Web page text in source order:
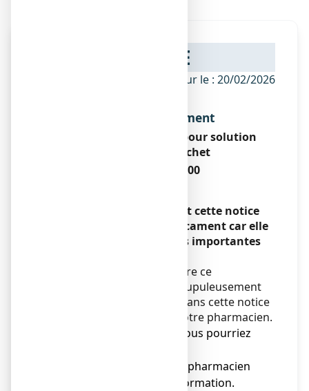
NOTICE
ANSM - Mis à jour le : 20/02/2026
Dénomination du médicament
FORLAX 10 g, poudre pour solution
buvable en sachet
Macrogol 4000
Veuillez lire attentivement cette notice
avant de prendre ce médicament car elle
contient des informations importantes
Vous devez toujours prendre ce
médicament en suivant scrupuleusement
les informations fournies dans cette notice
ou par votre médecin ou votre pharmacien.
● Gardez cette notice. Vous pourriez
● Adressez-vous à votre pharmacien
pour tout conseil ou information.